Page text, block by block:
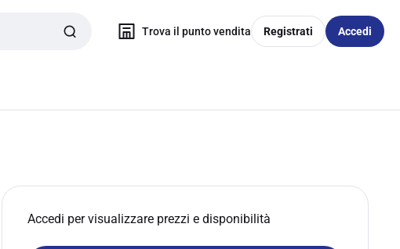
Trova il punto vendita Registrati Accedi
Accedi per visualizzare prezzi e disponibilità